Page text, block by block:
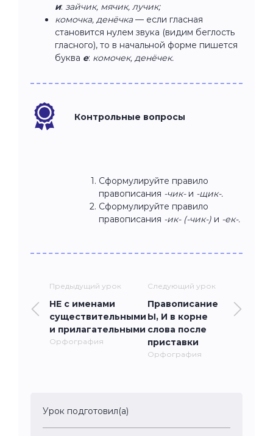
и: зайчик, мячик, лучик;
комочка, денёчка— если гласная
становится нулем звука (видим беглость
гласного), то в начальной форме пишется
буква е: комочек, денёчек.
Контрольные вопросы
Сформулируйте правило
правописания -чик- и -щик-.
Сформулируйте правило
правописания -ик- (-чик-) и -ек-.
Предыдущий урок
НЕ с именами
существительными
и прилагательными
Орфография
Следующий урок
Правописание
Ы, И в корне
слова после
приставки
Орфография
Урок подготовил(а)